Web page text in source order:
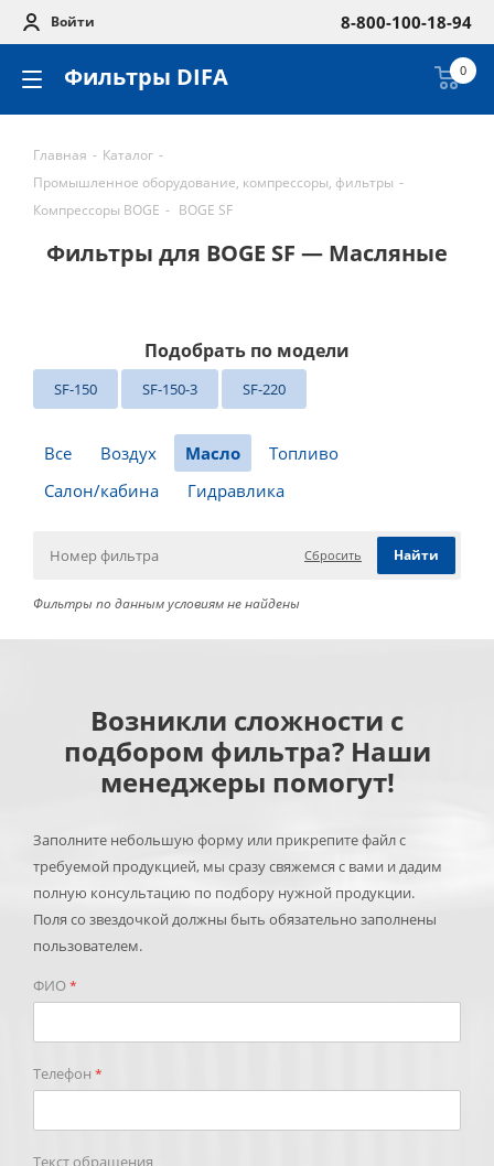
Войти 8-800-100-18-94
Фильтры DIFA 0
Главная - Каталог -
Промышленное оборудование, компрессоры, фильтры -
Компрессоры BOGE - BOGE SF
Фильтры для BOGE SF — Масляные
Подобрать по модели
SF-150 SF-150-3 SF-220
Все Воздух Масло
Топливо
Салон/кабина
Гидравлика
Сбросить
Фильтры по данным условиям не найдены
Возникли сложности с
подбором фильтра? Наши
менеджеры помогут!
Заполните небольшую форму или прикрепите файл с
требуемой продукцией, мы сразу свяжемся с вами и дадим
полную консультацию по подбору нужной продукции.
Поля со звездочкой должны быть обязательно заполнены
пользователем.
ФИО*
Телефон *
Текст обращения